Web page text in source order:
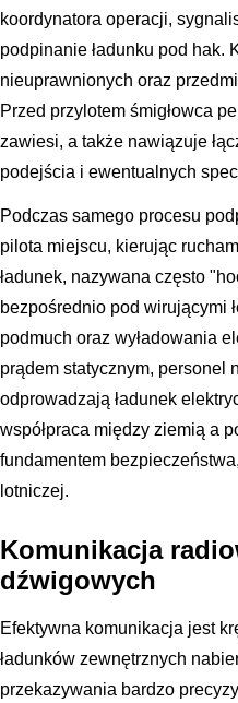
koordynatora operacji,
podpinanie ładunku pod hak.
nieuprawnionych oraz
Przed przylotem śmigłowca
zawiesi, a także nawiązuje
podejścia i ewentualnych
Podczas samego procesu
pilota miejscu, kierując
ładunek, nazywana często
bezpośrednio pod wirującymi
podmuch oraz wyładowania
prądem statycznym, personel
odprowadzają ładunek
współpraca między ziemią a
fundamentem
lotniczej.
Komunikacja
dźwigowych
Efektywna komunikacja jest
ładunków zewnętrznych
przekazywania bardzo